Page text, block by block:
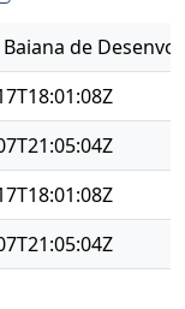
de